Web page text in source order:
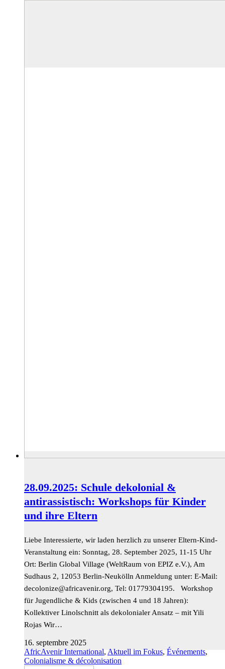
28.09.2025: Schule dekolonial &
antirassistisch: Workshops für Kinder
und ihre Eltern
Liebe Interessierte, wir laden herzlich zu unserer Eltern-Kind-
Veranstaltung ein: Sonntag, 28. September 2025, 11-15 Uhr
Ort: Berlin Global Village (WeltRaum von EPIZ e.V.), Am
Sudhaus 2, 12053 Berlin-Neukölln Anmeldung unter: E-Mail:
gro.rinevacirfa@ezinoloced, Tel: 01779304195. Workshop
für Jugendliche & Kids (zwischen 4 und 18 Jahren):
Kollektiver Linolschnitt als dekolonialer Ansatz – mit Yili
Rojas Wir…
16. septembre 2025
AfricAvenir International, Aktuell im Fokus, Événements,
Colonialisme & décolonisation